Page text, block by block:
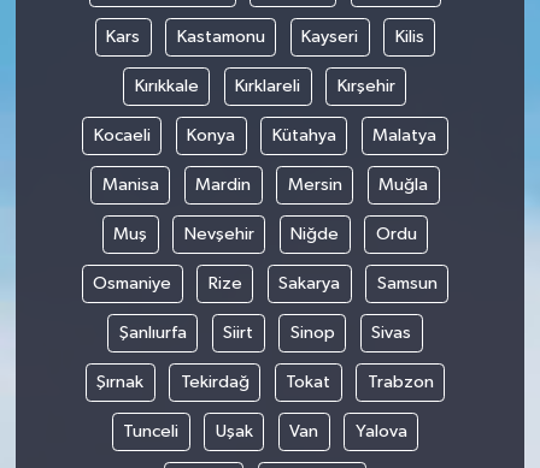
Kars Kastamonu Kayseri Kilis
Kırıkkale Kırklareli Kırşehir
Kocaeli Konya Kütahya Malatya
Manisa Mardin Mersin Muğla
Muş Nevşehir Niğde Ordu
Osmaniye Rize Sakarya Samsun
Şanlıurfa Siirt Sinop Sivas
Şırnak Tekirdağ Tokat Trabzon
Tunceli Uşak Van Yalova